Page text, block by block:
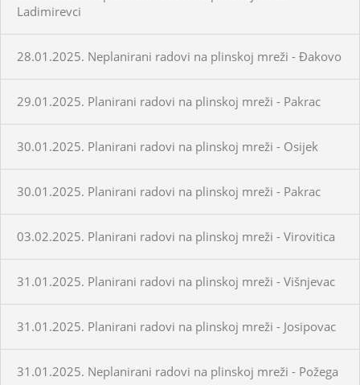
Ladimirevci
28.01.2025. Neplanirani radovi na plinskoj mreži - Đakovo
29.01.2025. Planirani radovi na plinskoj mreži - Pakrac
30.01.2025. Planirani radovi na plinskoj mreži - Osijek
30.01.2025. Planirani radovi na plinskoj mreži - Pakrac
03.02.2025. Planirani radovi na plinskoj mreži - Virovitica
31.01.2025. Planirani radovi na plinskoj mreži - Višnjevac
31.01.2025. Planirani radovi na plinskoj mreži - Josipovac
31.01.2025. Neplanirani radovi na plinskoj mreži - Požega